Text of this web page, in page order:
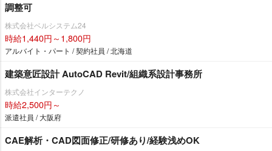
調整可
株式会社ベルシステム24
時給1,440円～1,800円
アルバイト・パート / 契約社員 / 北海道
建築意匠設計 AutoCAD Revit/組織系設計事務所
株式会社インターテクノ
時給2,500円～
派遣社員 / 大阪府
CAE解析・CAD図面修正/研修あり/経験浅めOK